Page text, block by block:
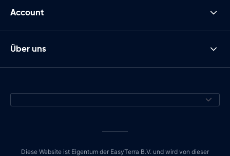
Account
Über uns
Diese Website ist Eigentum der EasyTerra B.V. und wird von dieser